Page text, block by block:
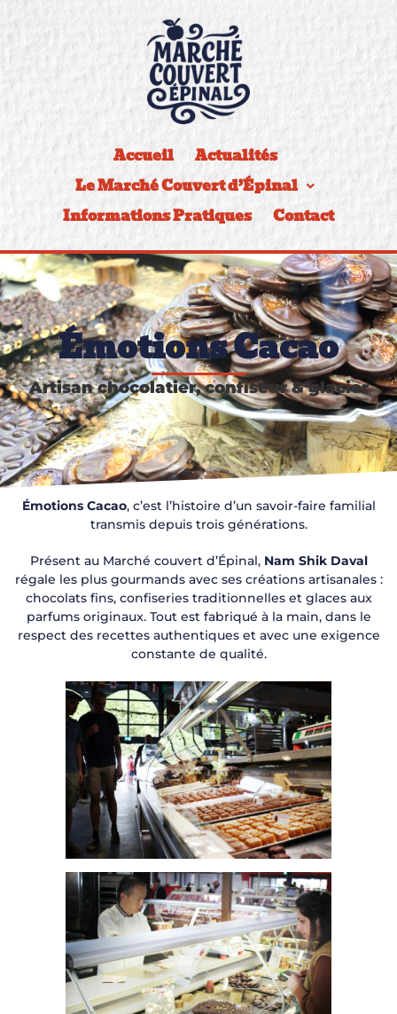
Accueil
Actualités
Le Marché Couvert d’Épinal
Informations Pratiques
Contact
Émotions Cacao
Artisan chocolatier, confiseur & glacier
Émotions Cacao, c’est l’histoire d’un savoir-faire familial
transmis depuis trois générations.
Présent au Marché couvert d’Épinal, Nam Shik Daval
régale les plus gourmands avec ses créations artisanales :
chocolats fins, confiseries traditionnelles et glaces aux
parfums originaux. Tout est fabriqué à la main, dans le
respect des recettes authentiques et avec une exigence
constante de qualité.